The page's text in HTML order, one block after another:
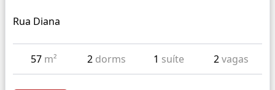
Rua Diana
57 m² 2 dorms 1 suíte 2vagas